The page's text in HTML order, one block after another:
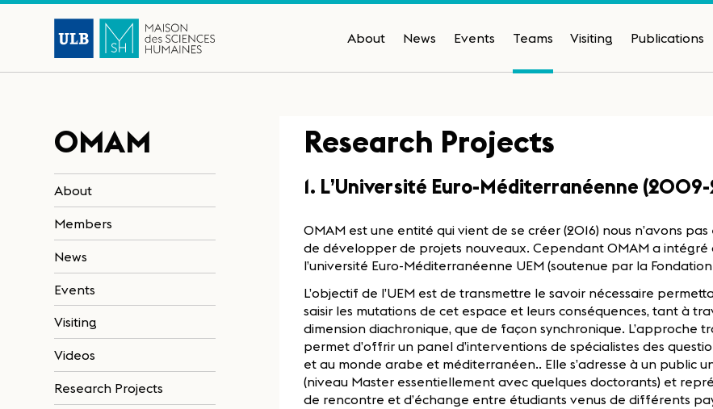
About News Events Teams Visiting Publications
OMAM
About
Members
News
Events
Visiting
Videos
Research Projects
Research Projects
1. L’Université Euro-Méditerranéenne
OMAM est une entité qui vient de se créer (2016) nous n’avons
de développer de projets nouveaux. Cependant OMAM a intégré
l’université Euro-Méditerranéenne UEM (soutenue par la
L’objectif de l’UEM est de transmettre le savoir nécessaire
saisir les mutations de cet espace et leurs conséquences, tant à
dimension diachronique, que de façon synchronique. L’approche
permet d’offrir un panel d’interventions de spécialistes des
et au monde arabe et méditerranéen.. Elle s’adresse à un public
(niveau Master essentiellement avec quelques doctorants) et
de rencontre et d’échange entre étudiants venus de différents